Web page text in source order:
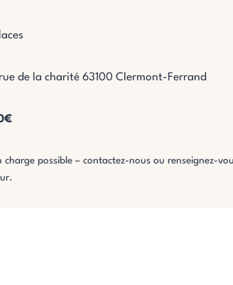
de la charité 63100 Clermont-Ferrand
charge possible – contactez-nous ou renseignez-